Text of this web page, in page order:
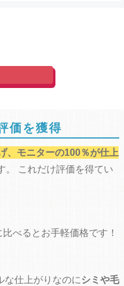
価を獲得
、モニターの100％が仕上
。 これだけ評価を得てい
べるとお手軽価格です！
な仕上がりなのに シミや毛